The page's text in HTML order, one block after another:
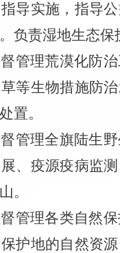
导实施，指导
负责湿地生态
督管理荒漠化防
等生物措施防
置。
督管理全旗陆生
、疫源疫病监
。
督管理各类自然
护地的自然资